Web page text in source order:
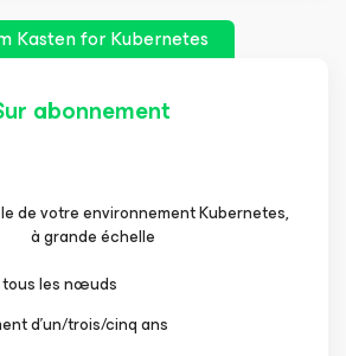
Kastenfor Kubernetes
abonnement
de votre environnement Kubernetes,
à grande échelle
les nœuds
d’un/trois/cinq ans